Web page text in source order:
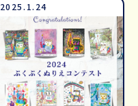
2025.1.24